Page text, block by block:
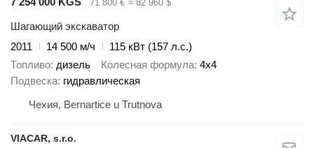
71 800 € ≈ 82 960 $
Шагающий экскаватор
2011
14 500 м/ч
115 кВт (157 л.с.)
Топливо дизель Колесная формула 4x4
Подвеска гидравлическая
Чехия, Bernartice u Trutnova
VIACAR, s.r.o.